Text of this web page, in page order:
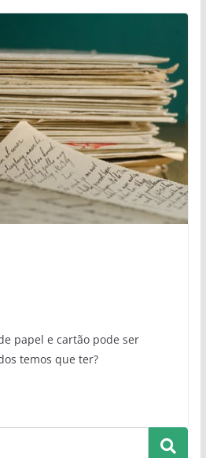
papel e cartão pode ser
temos que ter?